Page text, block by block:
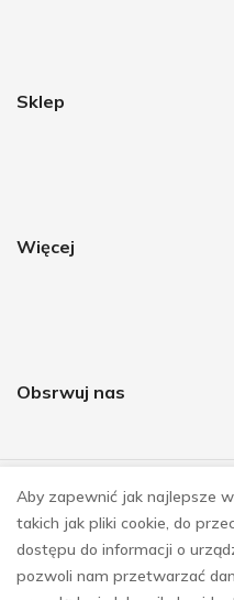
Sklep
Więcej
Obsrwuj nas
© COPYRIGHT 2023
Aby zapewnić jak najlepsze
takich jak pliki cookie, do
dostępu do informacji o
pozwoli nam przetwarzać